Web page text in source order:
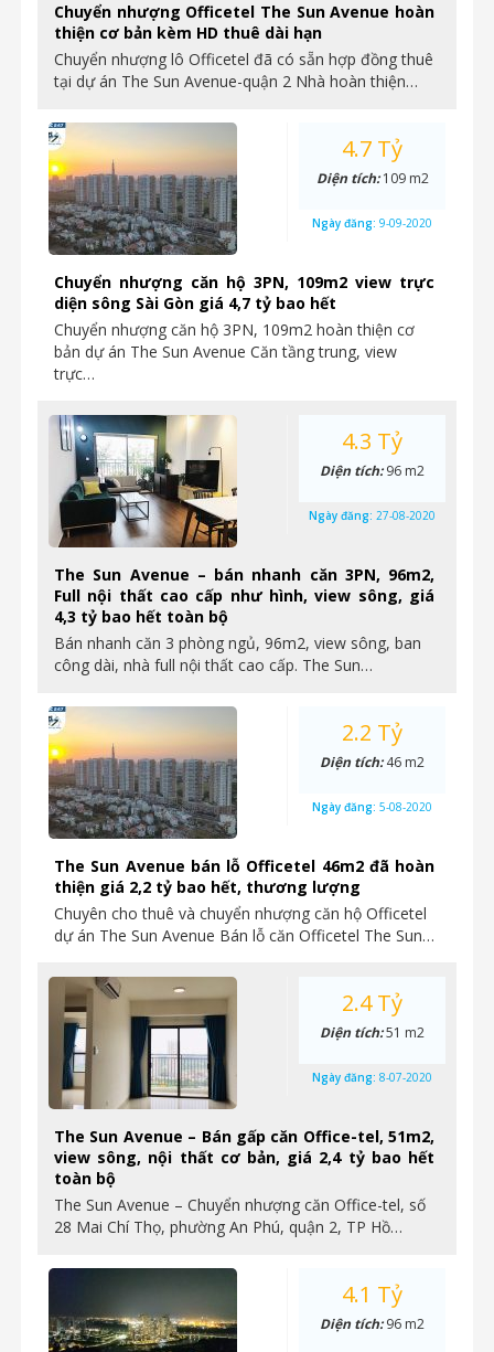
Chuyển nhượng Officetel The Sun Avenue hoàn
thiện cơ bản kèm HD thuê dài hạn
Chuyển nhượng lô Officetel đã có sẵn hợp đồng thuê
tại dự án The Sun Avenue-quận 2 Nhà hoàn thiện…
Chuyển nhượng căn hộ 3PN, 109m2 view trực
diện sông Sài Gòn giá 4,7 tỷ bao hết
Chuyển nhượng căn hộ 3PN, 109m2 hoàn thiện cơ
bản dự án The Sun Avenue Căn tầng trung, view
trực…
4.7 Tỷ
Diện tích:109 m2
Ngày đăng: 9-09-2020
The Sun Avenue – bán nhanh căn 3PN, 96m2,
Full nội thất cao cấp như hình, view sông, giá
4,3 tỷ bao hết toàn bộ
Bán nhanh căn 3 phòng ngủ, 96m2, view sông, ban
công dài, nhà full nội thất cao cấp. The Sun…
4.3 Tỷ
Diện tích:96 m2
Ngày đăng: 27-08-2020
The Sun Avenue bán lỗ Officetel 46m2 đã hoàn
thiện giá 2,2 tỷ bao hết, thương lượng
Chuyên cho thuê và chuyển nhượng căn hộ Officetel
dự án The Sun Avenue Bán lỗ căn Officetel The Sun…
2.2 Tỷ
Diện tích:46 m2
Ngày đăng: 5-08-2020
The Sun Avenue – Bán gấp căn Office-tel, 51m2,
view sông, nội thất cơ bản, giá 2,4 tỷ bao hết
toàn bộ
The Sun Avenue – Chuyển nhượng căn Office-tel, số
28 Mai Chí Thọ, phường An Phú, quận 2, TP Hồ…
2.4 Tỷ
Diện tích:51 m2
Ngày đăng: 8-07-2020
4.1 Tỷ
Diện tích:96 m2